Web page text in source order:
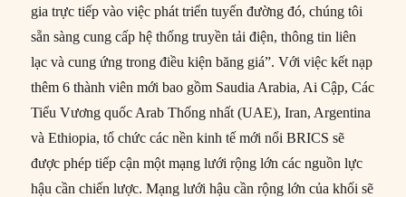
gia trực tiếp vào việc phát triển tuyến đường đó, chúng tôi
sẵn sàng cung cấp hệ thống truyền tải điện, thông tin liên
lạc và cung ứng trong điều kiện băng giá”. Với việc kết nạp
thêm 6 thành viên mới bao gồm Saudia Arabia, Ai Cập, Các
Tiểu Vương quốc Arab Thống nhất (UAE), Iran, Argentina
và Ethiopia, tổ chức các nền kinh tế mới nổi BRICS sẽ
được phép tiếp cận một mạng lưới rộng lớn các nguồn lực
hậu cần chiến lược. Mạng lưới hậu cần rộng lớn của khối sẽ